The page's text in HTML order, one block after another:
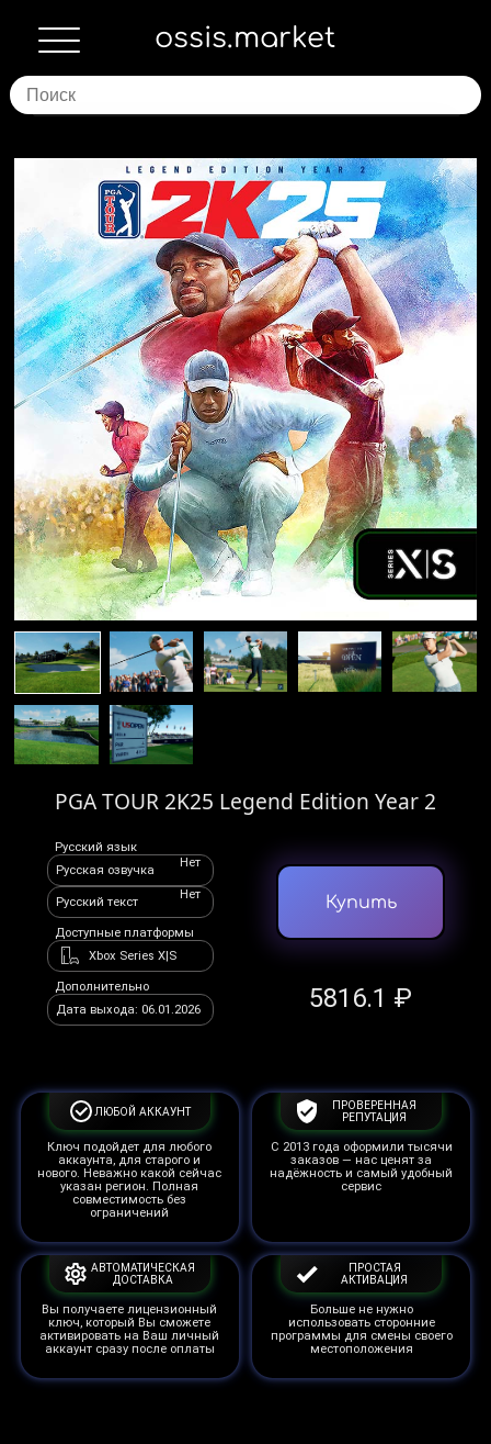
ossis.market
PGA TOUR 2K25 Legend Edition Year 2
Русский язык
Русская озвучка
Нет
Русский текст
Нет
Доступные платформы
Xbox Series X|S
Дополнительно
Дата выхода: 06.01.2026
Купить
5816.1 ₽
ЛЮБОЙ АККАУНТ
Ключ подойдет для любого
аккаунта, для старого и
нового. Неважно какой сейчас
указан регион. Полная
совместимость без
ограничений
ПРОВЕРЕННАЯ
РЕПУТАЦИЯ
С 2013 года оформили тысячи
заказов — нас ценят за
надёжность и самый удобный
сервис
АВТОМАТИЧЕСКАЯ
ДОСТАВКА
Вы получаете лицензионный
ключ, который Вы сможете
активировать на Ваш личный
аккаунт сразу после оплаты
ПРОСТАЯ
АКТИВАЦИЯ
Больше не нужно
использовать сторонние
программы для смены своего
местоположения